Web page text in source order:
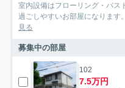
室内設備はフローリング・バス
過ごしやすいお部屋になります
見る
募集中の部屋
102
7.5万円